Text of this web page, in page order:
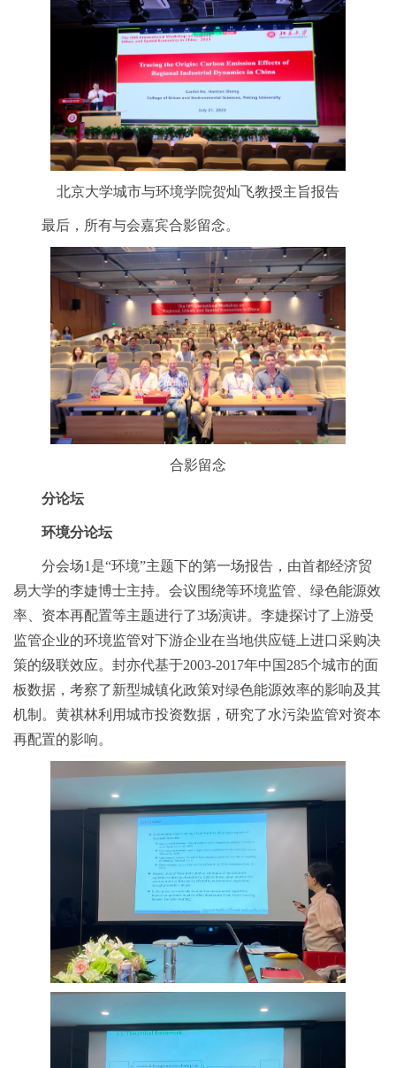
北京大学城市与环境学院贺灿飞教授主旨报告
最后，所有与会嘉宾合影留念。
合影留念
分论坛
环境分论坛
分会场1是“环境”主题下的第一场报告，由首都经济贸
易大学的李婕博士主持。会议围绕等环境监管、绿色能源效
率、资本再配置等主题进行了3场演讲。李婕探讨了上游受
监管企业的环境监管对下游企业在当地供应链上进口采购决
策的级联效应。封亦代基于2003-2017年中国285个城市的面
板数据，考察了新型城镇化政策对绿色能源效率的影响及其
机制。黄祺林利用城市投资数据，研究了水污染监管对资本
再配置的影响。